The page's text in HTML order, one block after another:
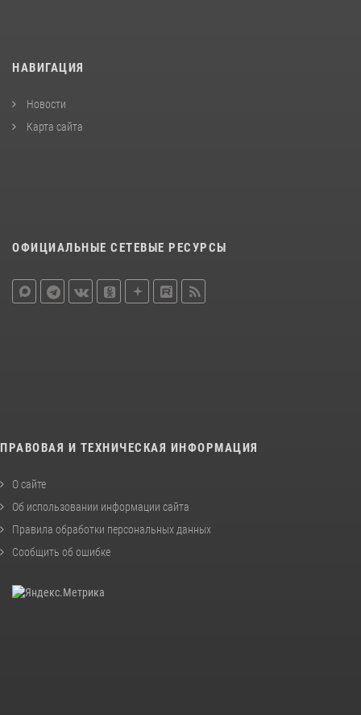
НАВИГАЦИЯ
Новости
Карта сайта
ОФИЦИАЛЬНЫЕ СЕТЕВЫЕ РЕСУРСЫ
ПРАВОВАЯ И ТЕХНИЧЕСКАЯ ИНФОРМАЦИЯ
О сайте
Об использовании информации сайта
Правила обработки персональных данных
Сообщить об ошибке